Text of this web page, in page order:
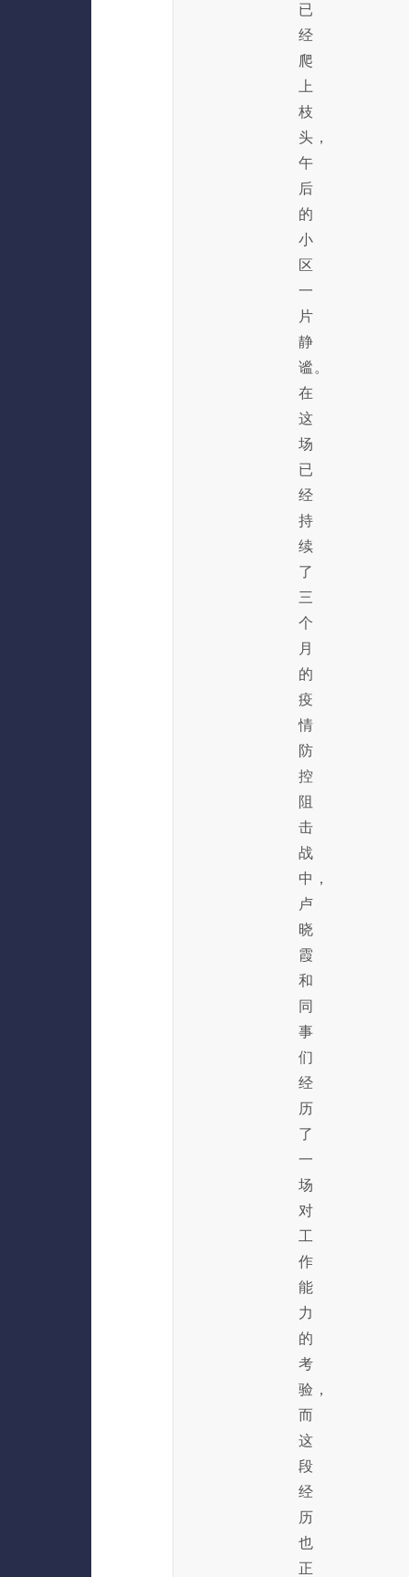
已
经
爬
上
枝
头，
午
后
的
小
区
一
片
静
谧。
在
这
场
已
经
持
续
了
三
个
月
的
疫
情
防
控
阻
击
战
中，
卢
晓
霞
和
同
事
们
经
历
了
一
场
对
工
作
能
力
的
考
验，
而
这
段
经
历
也
正